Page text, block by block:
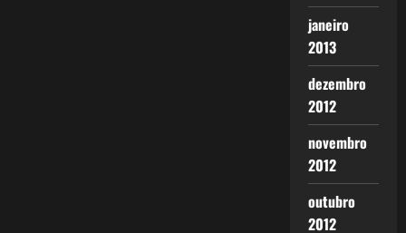
janeiro
2013
dezembro
2012
novembro
2012
outubro
2012